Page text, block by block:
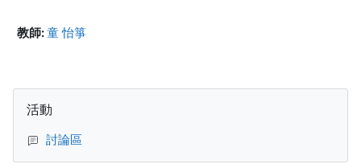
教師:童 怡箏
區塊
活動
討論區